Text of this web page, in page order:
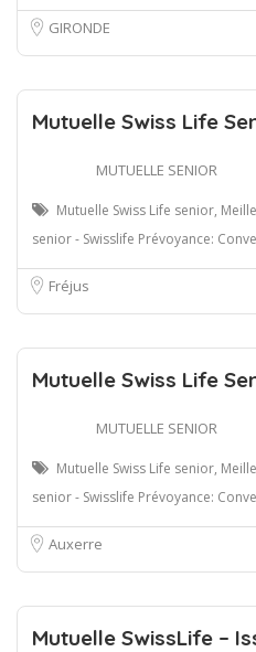
GIRONDE
Mutuelle Swiss Life
MUTUELLE SENIOR
Mutuelle Swiss Life senior,
senior - Swisslife Prévoyance:
Fréjus
Mutuelle Swiss Life
MUTUELLE SENIOR
Mutuelle Swiss Life senior,
senior - Swisslife Prévoyance:
Auxerre
Mutuelle SwissLife –